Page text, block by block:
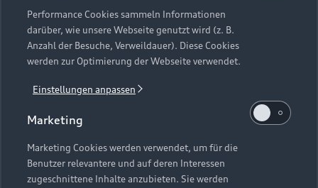
Performance Cookies sammeln Informationen
darüber, wie unsere Webseite genutzt wird (z. B.
Anzahl der Besuche, Verweildauer). Diese Cookies
werden zur Optimierung der Webseite verwendet.
Einstellungen anpassen
Marketing
Marketing Cookies werden verwendet, um für die
Benutzer relevantere und auf deren Interessen
zugeschnittene Inhalte anzubieten. Sie werden